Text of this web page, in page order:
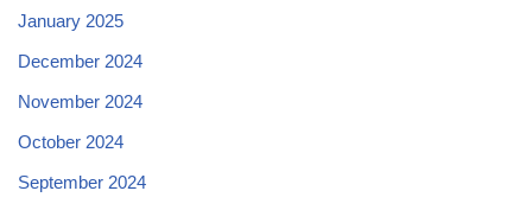
January 2025
December 2024
November 2024
October 2024
September 2024